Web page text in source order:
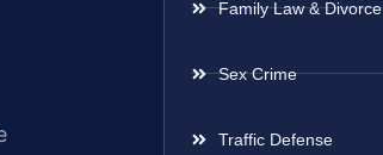
Family Law & Divorce
Sex Crime
Traffic Defense